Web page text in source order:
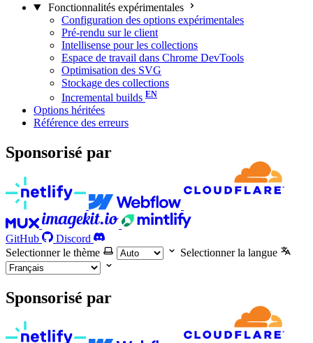
Fonctionnalités expérimentales
Configuration des options expérimentales
Pré-rendu sur le client
Intellisense pour les collections
Espace de travail dans Chrome DevTools
Optimisation des SVG
Stockage des collections
Incremental builds
Options héritées
Référence des erreurs
Sponsorisé par
GitHub
Discord
Selectionner le thème
Selectionner la langue
Sponsorisé par